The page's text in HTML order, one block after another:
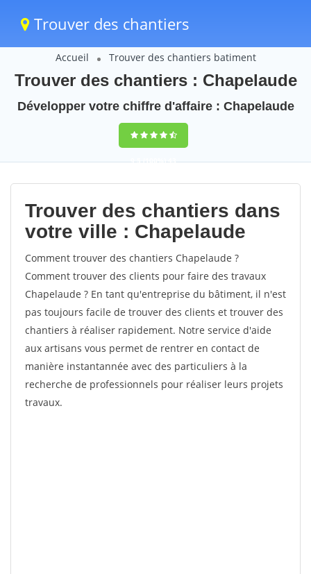
Trouver des chantiers
Accueil Trouver des chantiers batiment
Trouver des chantiers : Chapelaude
Développer votre chiffre d'affaire : Chapelaude
9,5(100%)43
votes
Trouver des chantiers dans
votre ville : Chapelaude
Comment trouver des chantiers Chapelaude ?
Comment trouver des clients pour faire des travaux
Chapelaude ? En tant qu'entreprise du bâtiment, il n'est
pas toujours facile de trouver des clients et trouver des
chantiers à réaliser rapidement. Notre service d'aide
aux artisans vous permet de rentrer en contact de
manière instantannée avec des particuliers à la
recherche de professionnels pour réaliser leurs projets
travaux.